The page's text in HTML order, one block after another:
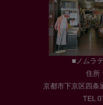
■ノムラ
住所
京都市下京区四条
TEL